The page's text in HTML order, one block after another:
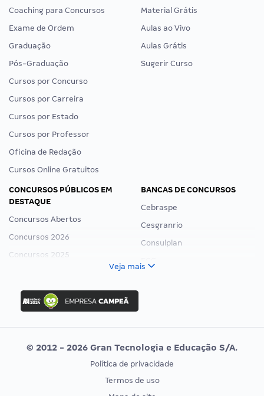
Coaching para Concursos
Exame de Ordem
Graduação
Pós-Graduação
Cursos por Concurso
Cursos por Carreira
Cursos por Estado
Cursos por Professor
Oficina de Redação
Cursos Online Gratuitos
Material Grátis
Aulas ao Vivo
Aulas Grátis
Sugerir Curso
CONCURSOS PÚBLICOS EM
DESTAQUE
Concursos Abertos
Concursos 2026
Concursos 2025
Concurso Nacional Unificado
Concurso Ibama
Concurso MPU
Editais publicados
BANCAS DE CONCURSOS
Cebraspe
Cesgranrio
Consulplan
Vunesp
CONCURSOS POR PROFISSÃO
EXAME DE ORDEM
Veja mais
© 2012 - 2026 Gran Tecnologia e Educação S/A.
Política de privacidade
Termos de uso